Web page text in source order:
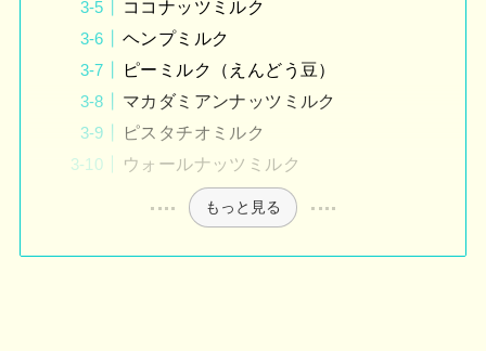
ココナッツミルク
ヘンプミルク
ピーミルク（えんどう豆）
マカダミアンナッツミルク
ピスタチオミルク
ウォールナッツミルク
もっと見る